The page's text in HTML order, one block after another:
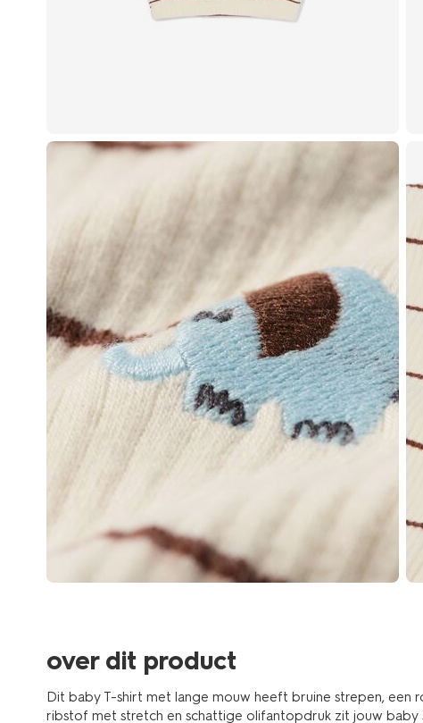
over dit product
Dit baby T-shirt met lange mouw heeft bruine strepen, een
ribstof met stretch en schattige olifantopdruk zit jouw baby